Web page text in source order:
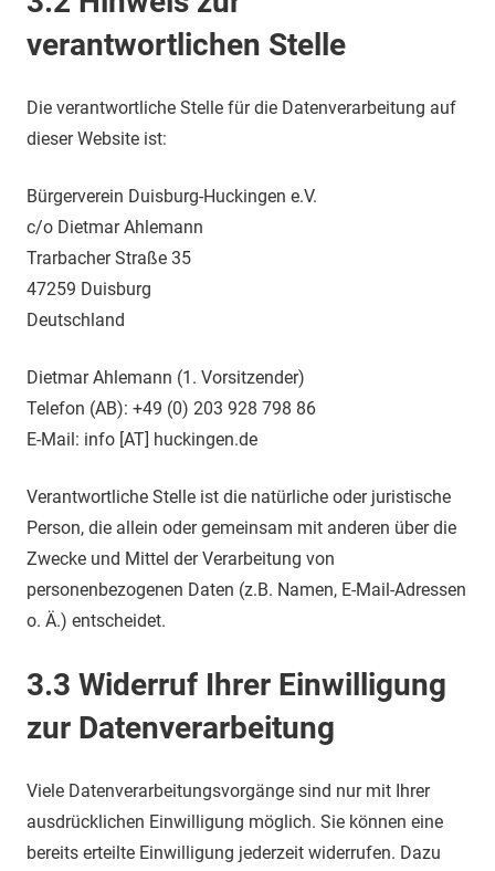
verantwortlichen Stelle
Die verantwortliche Stelle für die Datenverarbeitung auf
dieser Website ist:
Bürgerverein Duisburg-Huckingen e.V.
c/o Dietmar Ahlemann
Trarbacher Straße 35
47259 Duisburg
Deutschland
Dietmar Ahlemann (1. Vorsitzender)
Telefon (AB): +49 (0) 203 928 798 86
E-Mail: info [AT] huckingen.de
Verantwortliche Stelle ist die natürliche oder juristische
Person, die allein oder gemeinsam mit anderen über die
Zwecke und Mittel der Verarbeitung von
personenbezogenen Daten (z.B. Namen, E-Mail-Adressen
o. Ä.) entscheidet.
3.3 Widerruf Ihrer Einwilligung
zur Datenverarbeitung
Viele Datenverarbeitungsvorgänge sind nur mit Ihrer
ausdrücklichen Einwilligung möglich. Sie können eine
bereits erteilte Einwilligung jederzeit widerrufen. Dazu